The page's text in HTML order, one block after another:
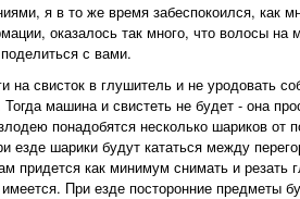
я в то же время забеспокоился, как
оказалось так много, что волосы
с вами.
на свисток в глушитель и не уродовать
машина и свистеть не будет - она
понадобятся несколько шариков от
езде шарики будут кататься между
придется как минимум снимать и
При езде посторонние предметы